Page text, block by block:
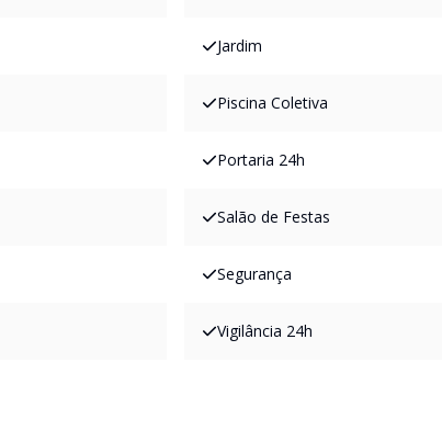
Jardim
Piscina Coletiva
Portaria 24h
Salão de Festas
Segurança
Vigilância 24h